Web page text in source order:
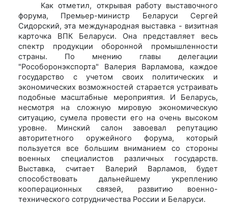
Как отметил, открывая работу выставочного
форума, Премьер-министр Беларуси Сергей
Сидорский, эта международная выставка - визитная
карточка ВПК Беларуси. Она представляет весь
спектр продукции оборонной промышленности
страны. По мнению главы делегации
"Рособоронэкспорта" Валерия Варламова, каждое
государство с учетом своих политических и
экономических возможностей старается устраивать
подобные масштабные мероприятия. И Беларусь,
несмотря на сложную мировую экономическую
ситуацию, сумела провести его на очень высоком
уровне. Минский салон завоевал репутацию
авторитетного оружейного форума, который
пользуется все большим вниманием со стороны
военных специалистов различных государств.
Выставка, считает Валерий Варламов, будет
способствовать дальнейшему укреплению
кооперационных связей, развитию военно-
технического сотрудничества России и Беларуси.